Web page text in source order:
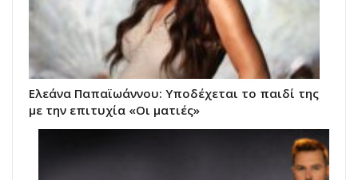
Ελεάνα Παπαϊωάννου: Υποδέχεται το παιδί της
με την επιτυχία «Οι ματιές»